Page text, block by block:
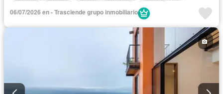
Terraza
06/07/2026 en - Trasciende grupo inmobiliario